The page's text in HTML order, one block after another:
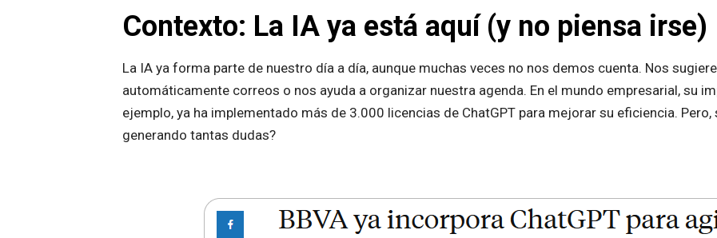
Contexto: La IA ya está aquí (y no piensa irse)
La IA ya forma parte de nuestro día a día, aunque muchas veces no nos demos cuenta. Nos
automáticamente correos o nos ayuda a organizar nuestra agenda. En el mundo empresarial, su
ejemplo, ya ha implementado más de 3.000 licencias de ChatGPT para mejorar su eficiencia.
generando tantas dudas?